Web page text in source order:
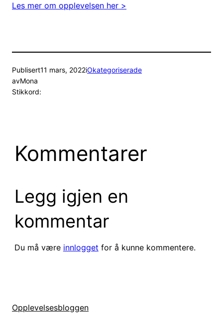
Les mer om opplevelsen her >
Publisert11 mars, 2022iOkategoriserade
avMona
Stikkord:
Kommentarer
Legg igjen en
kommentar
Du må være innlogget for å kunne kommentere.
Opplevelsesbloggen